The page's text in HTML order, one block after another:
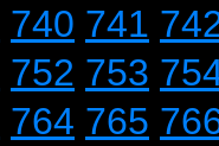
740 741
752 753
764 765